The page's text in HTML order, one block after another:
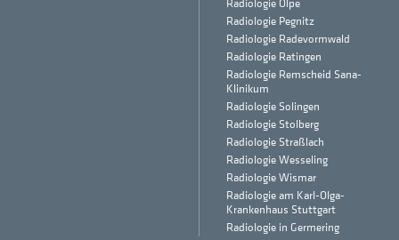
Radiologie Olpe
Radiologie Pegnitz
Radiologie Radevormwald
Radiologie Ratingen
Radiologie Remscheid Sana-
Klinikum
Radiologie Solingen
Radiologie Stolberg
Radiologie Straßlach
Radiologie Wesseling
Radiologie Wismar
Radiologie am Karl-Olga-
Krankenhaus Stuttgart
Radiologie in Germering